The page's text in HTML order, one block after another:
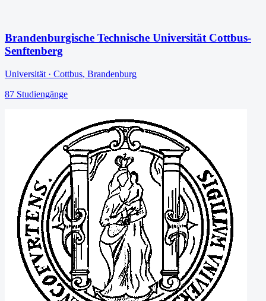
Brandenburgische Technische Universität Cottbus-
Senftenberg
Universität · Cottbus, Brandenburg
87 Studiengänge